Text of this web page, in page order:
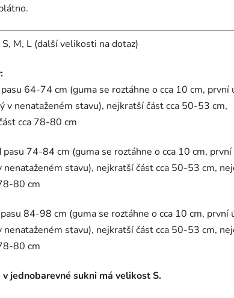
S, M, L (další velikosti na dotaz)
64-74 cm (guma se roztáhne o cca 10 cm, první
v nenataženém stavu), nejkratší část cca 50-53 cm,
cca 78-80 cm
pasu 74-84 cm (guma se roztáhne o cca 10 cm, první
nenataženém stavu), nejkratší část cca 50-53 cm,
80 cm
84-98 cm (guma se roztáhne o cca 10 cm, první
nenataženém stavu), nejkratší část cca 50-53 cm,
80 cm
jednobarevné sukni má velikost S.